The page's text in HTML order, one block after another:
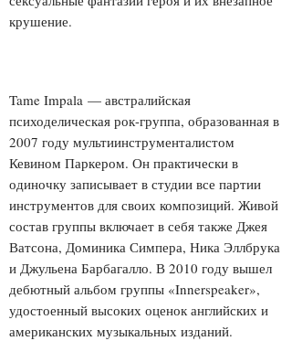
крушение.
Tame Impala — австралийская
психоделическая рок-группа, образованная в
2007 году мультиинструменталистом
Кевином Паркером. Он практически в
одиночку записывает в студии все партии
инструментов для своих композиций. Живой
состав группы включает в себя также Джея
Ватсона, Доминика Симпера, Ника Эллбрука
и Джульена Барбагалло. В 2010 году вышел
дебютный альбом группы «Innerspeaker»,
удостоенный высоких оценок английских и
американских музыкальных изданий.